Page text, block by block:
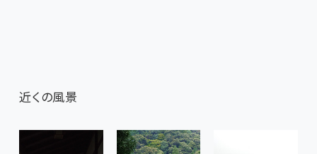
近くの風景